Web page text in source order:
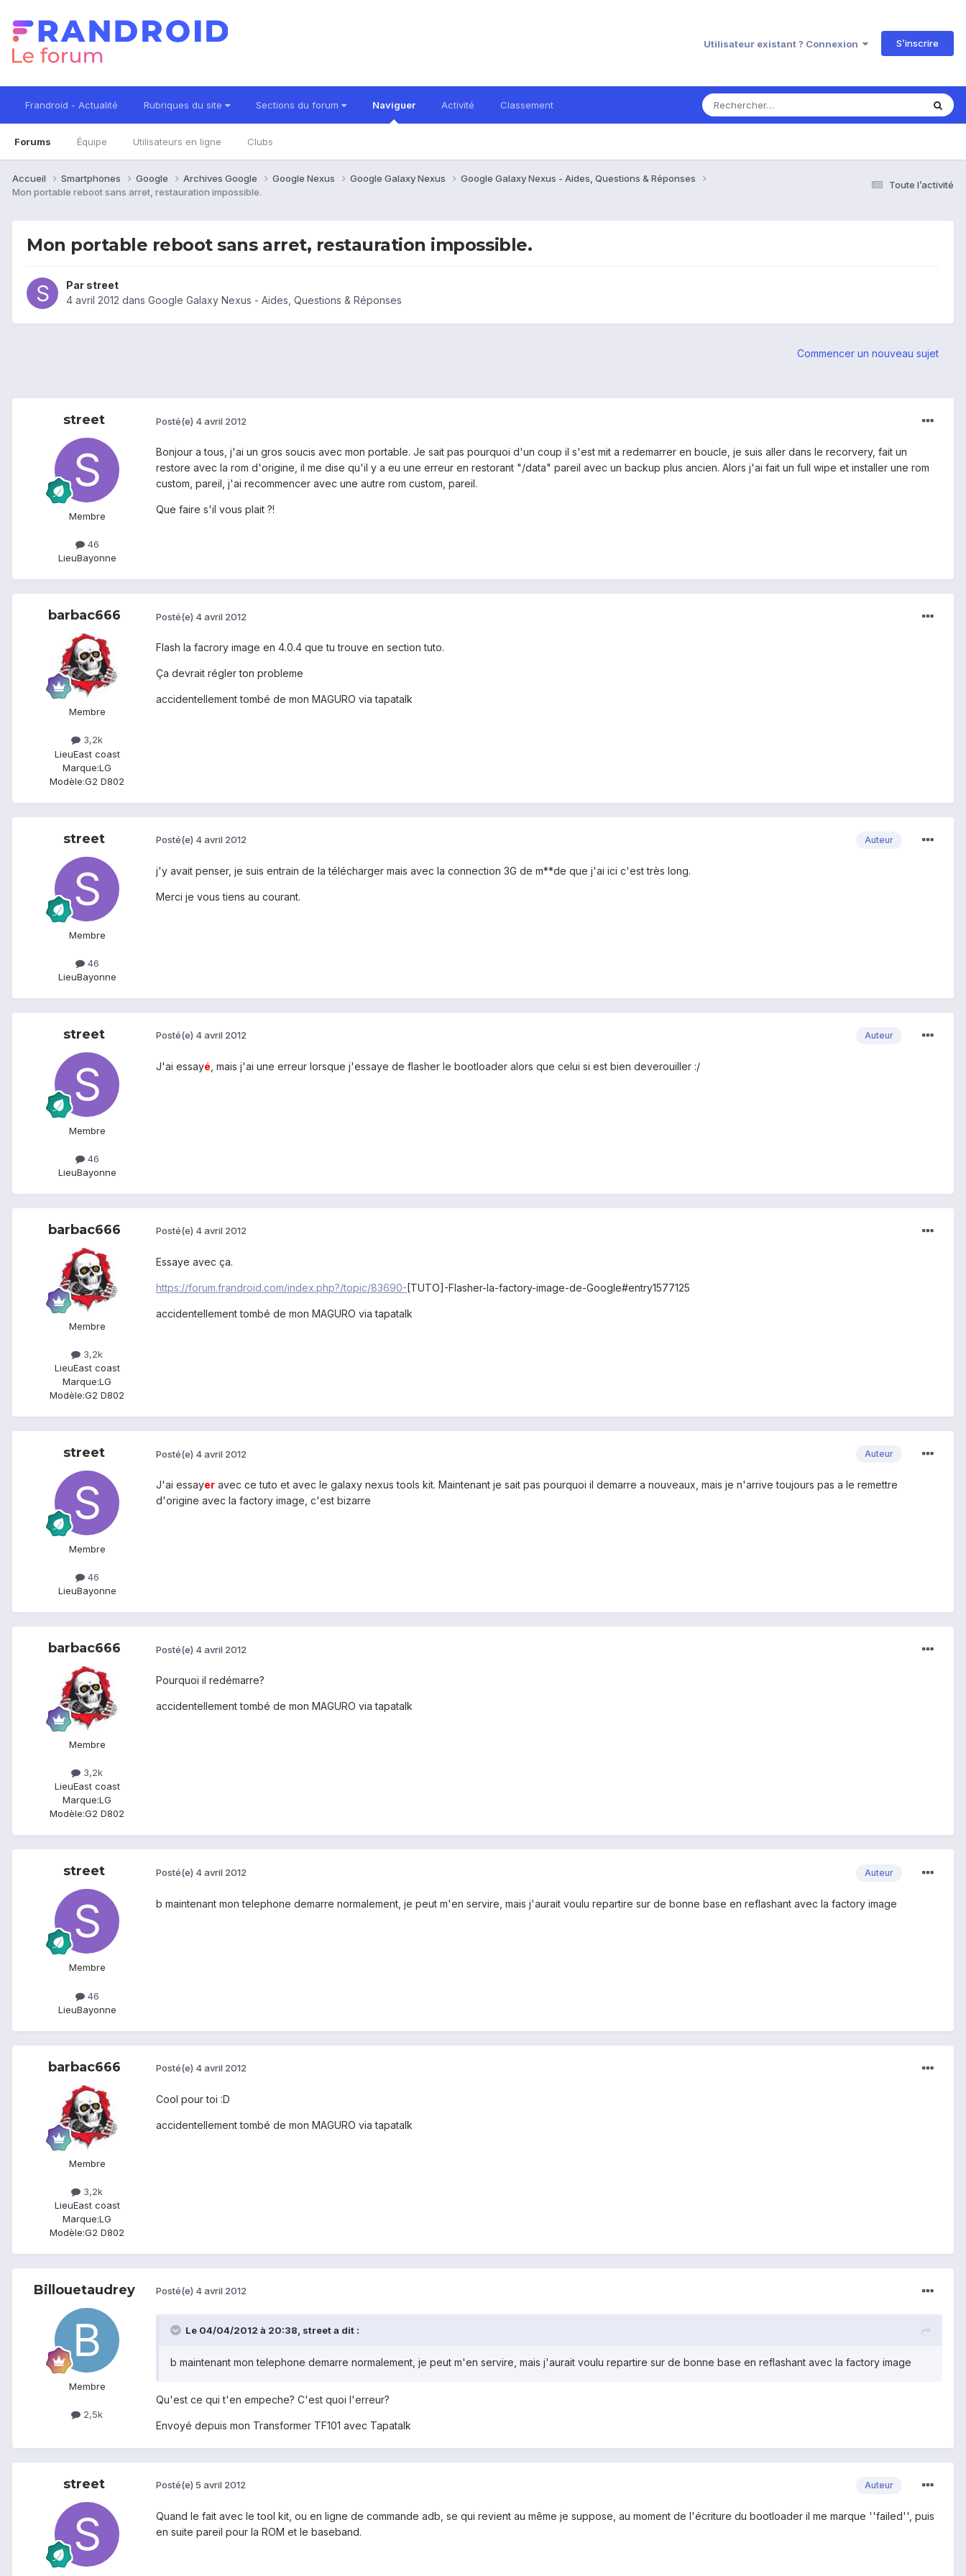
Utilisateur existant ? Connexion S’inscrire
Frandroid - Actualité Rubriques du site Sections du forum Naviguer
Forums Équipe Utilisateurs en ligne Clubs
Activité Classement
Toute l’activité
Accueil Smartphones Google Archives Google Google Nexus Google Galaxy Nexus
Google Galaxy Nexus - Aides, Questions & Réponses
Mon portable reboot sans arret, restauration impossible.
Mon portable reboot sans arret, restauration impossible.
Par street
4 avril 2012 dans Google Galaxy Nexus - Aides, Questions & Réponses
Commencer un nouveau sujet
street
Membre
46
LieuBayonne
Posté(e) 4 avril 2012
Bonjour a tous, j'ai un gros soucis avec mon portable. Je sait pas pourquoi d'un coup il s'est mit a redemarrer en boucle, je suis aller dans le recorvery, fait un
restore avec la rom d'origine, il me dise qu'il y a eu une erreur en restorant "/data" pareil avec un backup plus ancien. Alors j'ai fait un full wipe et installer une rom
custom, pareil, j'ai recommencer avec une autre rom custom, pareil.
Que faire s'il vous plait ?!
barbac666
Membre
3,2k
LieuEast coast
Marque:LG
Modèle:G2 D802
Posté(e) 4 avril 2012
Flash la facrory image en 4.0.4 que tu trouve en section tuto.
Ça devrait régler ton probleme
accidentellement tombé de mon MAGURO via tapatalk
street
Membre
46
LieuBayonne
Auteur
Posté(e) 4 avril 2012
j'y avait penser, je suis entrain de la télécharger mais avec la connection 3G de m**de que j'ai ici c'est très long.
Merci je vous tiens au courant.
street
Membre
46
LieuBayonne
Auteur
Posté(e) 4 avril 2012
J'ai essayé , mais j'ai une erreur lorsque j'essaye de flasher le bootloader alors que celui si est bien deverouiller :/
barbac666
Membre
3,2k
LieuEast coast
Marque:LG
Modèle:G2 D802
Posté(e) 4 avril 2012
Essaye avec ça.
https://forum.frandroid.com/index.php?/topic/83690- [TUTO]-Flasher-la-factory-image-de-Google#entry1577125
accidentellement tombé de mon MAGURO via tapatalk
street
Membre
46
LieuBayonne
Auteur
Posté(e) 4 avril 2012
J'ai essayer avec ce tuto et avec le galaxy nexus tools kit. Maintenant je sait pas pourquoi il demarre a nouveaux, mais je n'arrive toujours pas a le remettre
d'origine avec la factory image, c'est bizarre
barbac666
Membre
3,2k
LieuEast coast
Marque:LG
Modèle:G2 D802
Posté(e) 4 avril 2012
Pourquoi il redémarre?
accidentellement tombé de mon MAGURO via tapatalk
street
Membre
46
LieuBayonne
Auteur
Posté(e) 4 avril 2012
b maintenant mon telephone demarre normalement, je peut m'en servire, mais j'aurait voulu repartire sur de bonne base en reflashant avec la factory image
barbac666
Membre
3,2k
LieuEast coast
Marque:LG
Modèle:G2 D802
Posté(e) 4 avril 2012
Cool pour toi :D
accidentellement tombé de mon MAGURO via tapatalk
Billouetaudrey
Membre
2,5k
Posté(e) 4 avril 2012
Le 04/04/2012 à 20:38, street a dit :
b maintenant mon telephone demarre normalement, je peut m'en servire, mais j'aurait voulu repartire sur de bonne base en reflashant avec la factory image
Qu'est ce qui t'en empeche? C'est quoi l'erreur?
Envoyé depuis mon Transformer TF101 avec Tapatalk
street Auteur
Posté(e) 5 avril 2012
Quand le fait avec le tool kit, ou en ligne de commande adb, se qui revient au même je suppose, au moment de l'écriture du bootloader il me marque ''failed'', puis
en suite pareil pour la ROM et le baseband.